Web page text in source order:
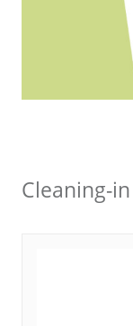
Cleaning-